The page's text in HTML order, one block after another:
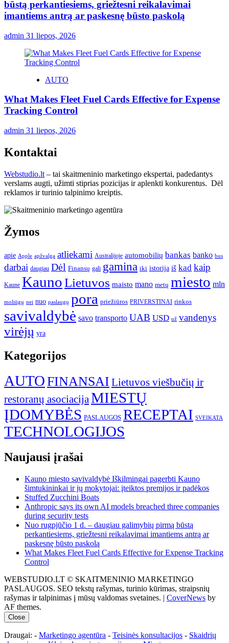
būstą perkantiesiems, griežtesni reikalavimai
imantiems antrą ar paskesnę būsto paskolą
admin 31 liepos, 2026
AUTO
What Makes Fleet Fuel Cards Effective for Expense
Tracking Control
admin 31 liepos, 2026
Kontaktai
Webstudio.lt – tai skaitmeninio marketingo ekspertai, padedantys
verslams augti, užimti stiprias pozicijas ir aplenkti konkurentus. Dėl
reklamos ir turinio talpinimo kreiptis.
Žymos
apie Apple apžvalga atliekami Australijoje automobilių bankas banko bus
darbai daugiau Dėl Finansų gali gamina iki istorija iš kad kaip
Kaune KaunoLietuvos maisto mano metų miesto mln
moliūgų nei nuo paslaugų pora priežiūros PRIVERSTINAI rinkos
savivaldybė savo transporto UAB USD už vandenys
virėjų yra
Kategorijos
AUTOFINANSAI Lietuvos viešbučių ir
restoranų asociacijaMIESTŲ
ĮDOMYBĖS PASLAUGOS RECEPTAI SVEIKATA
TECHNOLOGIJOS
Naujausi įrašai
Kauno miesto savivaldybė Iškilmingai pagerbti Kauno
šimtukininkai ir jų mokytojai: įteiktos premijos ir padėkos
Stuffed Zucchini Boats
Anthropic says its own AI models breached three companies
during security tests
Nuo rugpjūčio 1 d. – daugiau galimybių pirmą būstą
perkantiesiems, griežtesni reikalavimai imantiems antrą ar
paskesnę būsto paskolą
What Makes Fleet Fuel Cards Effective for Expense Tracking
Control
WEBSTUDIO.LT © SKAITMENINIO MARKETINGO
PASLAUGOS. SEO tekstų rašymas, turinio kūrimas, straipsnių
rašymas ir talpinimas į mūsų valdomas svetaines. | CoverNews by
AF themes.
Close
Draugai: - Marketingo agentūra - Teisinės konsultacijos - Skaidrių